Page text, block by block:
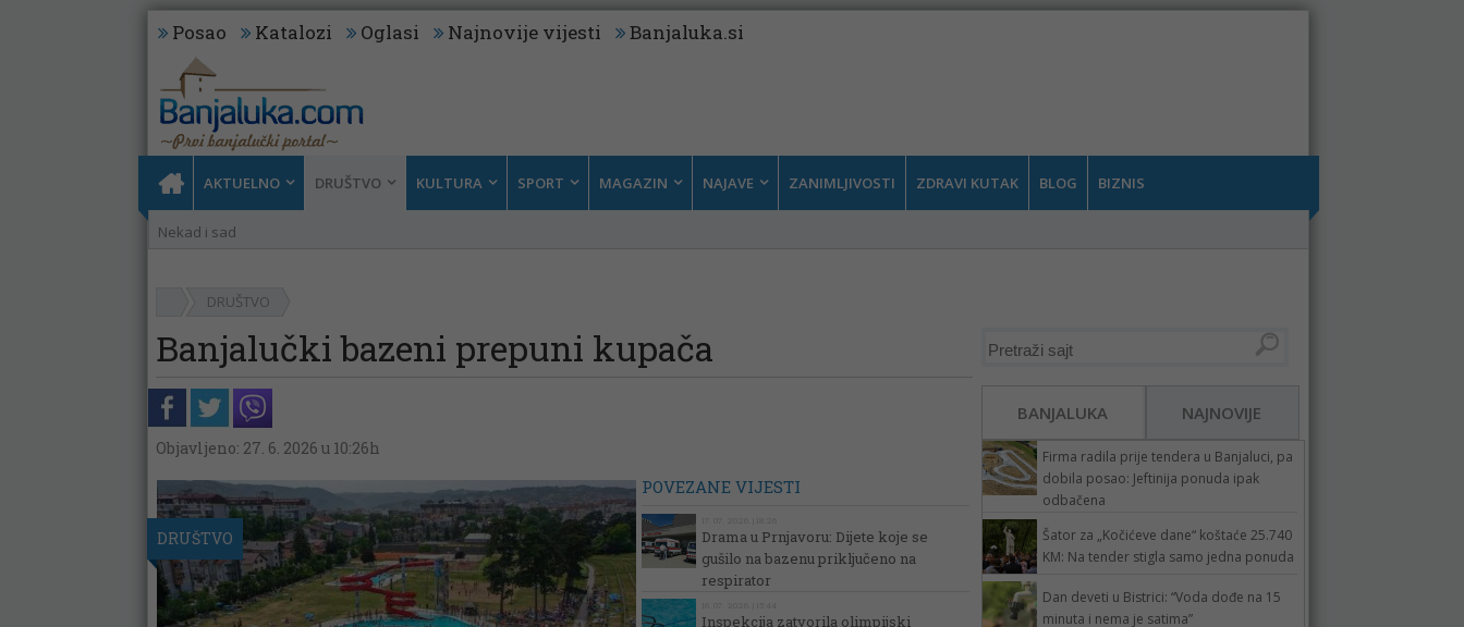
Posao Katalozi Oglasi Najnovije vijesti Banjaluka.si
AKTUELNO DRUŠTVO
Nekad i sad
KULTURA SPORT MAGAZIN NAJAVE ZANIMLJIVOSTI ZDRAVI KUTAK BLOG BIZNIS
DRUŠTVO
Banjalučki bazeni prepuni kupača
Objavljeno: 27. 6. 2026 u 10:26h
DRUŠTVO
POVEZANE VIJESTI
Drama u Prnjavoru: Dijete koje se
gušilo na bazenu priključeno na
respirator
Inspekcija zatvorila olimpijski
BANJALUKA NAJNOVIJE
Firma radila prije tendera u Banjaluci, pa
dobila posao: Jeftinija ponuda ipak
odbačena
Šator za „Kočićeve dane“ koštaće 25.740
KM: Na tender stigla samo jedna ponuda
Dan deveti u Bistrici: “Voda dođe na 15
minuta i nema je satima”